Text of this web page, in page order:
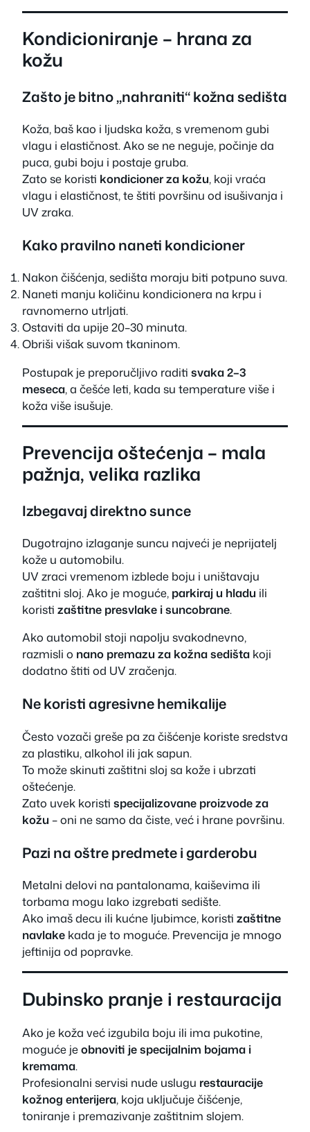
Kondicioniranje – hrana za
kožu
Zašto je bitno „nahraniti“ kožna sedišta
Koža, baš kao i ljudska koža, s vremenom gubi
vlagu i elastičnost. Ako se ne neguje, počinje da
puca, gubi boju i postaje gruba.
Zato se koristi kondicioner za kožu, koji vraća
vlagu i elastičnost, te štiti površinu od isušivanja i
UV zraka.
Kako pravilno naneti kondicioner
Nakon čišćenja, sedišta moraju biti potpuno suva.
Naneti manju količinu kondicionera na krpu i
ravnomerno utrljati.
Ostaviti da upije 20–30 minuta.
Obriši višak suvom tkaninom.
Postupak je preporučljivo raditi svaka 2–3
meseca, a češće leti, kada su temperature više i
koža više isušuje.
Prevencija oštećenja – mala
pažnja, velika razlika
Izbegavaj direktno sunce
Dugotrajno izlaganje suncu najveći je neprijatelj
kože u automobilu.
UV zraci vremenom izblede boju i uništavaju
zaštitni sloj. Ako je moguće, parkiraj u hladu ili
koristi zaštitne presvlake i suncobrane.
Ako automobil stoji napolju svakodnevno,
razmisli o nano premazu za kožna sedišta koji
dodatno štiti od UV zračenja.
Ne koristi agresivne hemikalije
Često vozači greše pa za čišćenje koriste sredstva
za plastiku, alkohol ili jak sapun.
To može skinuti zaštitni sloj sa kože i ubrzati
oštećenje.
Zato uvek koristi specijalizovane proizvode za
kožu – oni ne samo da čiste, već i hrane površinu.
Pazi na oštre predmete i garderobu
Metalni delovi na pantalonama, kaiševima ili
torbama mogu lako izgrebati sedište.
Ako imaš decu ili kućne ljubimce, koristi zaštitne
navlake kada je to moguće. Prevencija je mnogo
jeftinija od popravke.
Dubinsko pranje i restauracija
Ako je koža već izgubila boju ili ima pukotine,
moguće jeobnoviti je specijalnim bojama i
kremama.
Profesionalni servisi nude uslugu restauracije
kožnog enterijera, koja uključuje čišćenje,
toniranje i premazivanje zaštitnim slojem.